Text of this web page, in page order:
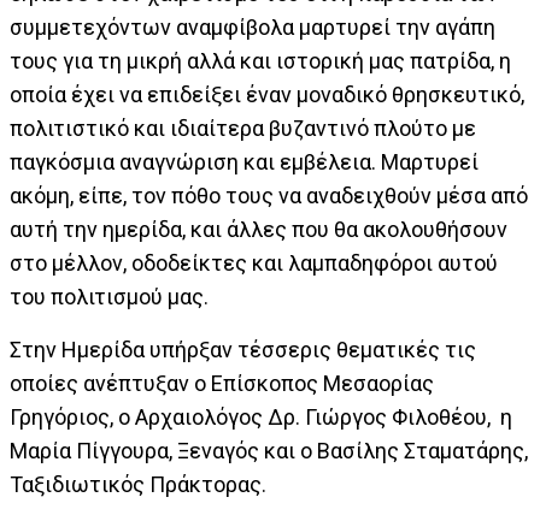
συμμετεχόντων αναμφίβολα μαρτυρεί την αγάπη
τους για τη μικρή αλλά και ιστορική μας πατρίδα, η
οποία έχει να επιδείξει έναν μοναδικό θρησκευτικό,
πολιτιστικό και ιδιαίτερα βυζαντινό πλούτο με
παγκόσμια αναγνώριση και εμβέλεια. Μαρτυρεί
ακόμη, είπε, τον πόθο τους να αναδειχθούν μέσα από
αυτή την ημερίδα, και άλλες που θα ακολουθήσουν
στο μέλλον, οδοδείκτες και λαμπαδηφόροι αυτού
του πολιτισμού μας.
Στην Ημερίδα υπήρξαν τέσσερις θεματικές τις
οποίες ανέπτυξαν ο Επίσκοπος Μεσαορίας
Γρηγόριος, ο Αρχαιολόγος Δρ. Γιώργος Φιλοθέου, η
Μαρία Πίγγουρα, Ξεναγός και ο Βασίλης Σταματάρης,
Ταξιδιωτικός Πράκτορας.